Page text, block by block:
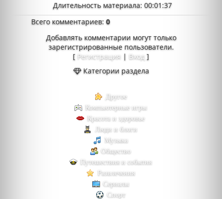
Длительность материала: 00:01:37
Всего комментариев:0
Добавлять комментарии могут только
зарегистрированные пользователи.
[ Регистрация | Вход ]
Категории раздела
Другое
Компьютерные игры
Красота и здоровье
Люди и блоги
Музыка
Общество
Путешествия и события
Развлечения
Сериалы
Спорт